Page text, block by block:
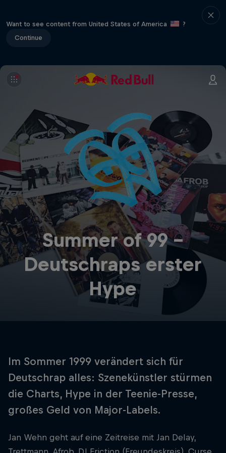
Want to see content from United States of America
?
Continue
Summer of 99 –
Deutschraps erster
Hype
Im Sommer 1999 verändert sich für
Deutschrap alles: Szenekünstler stürmen
die Charts, Hype in der Teenie-Presse,
großes Geld von Major-Labels.
Jan Wehn geht auf eine Zeitreise mit Jan Delay,